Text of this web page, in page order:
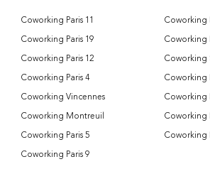
Coworking Paris 11
Coworking
Coworking Paris 19
Coworking
Coworking Paris 12
Coworking
Coworking Paris 4
Coworking
Coworking Vincennes
Coworking
Coworking Montreuil
Coworking
Coworking Paris 5
Coworking
Coworking Paris 9